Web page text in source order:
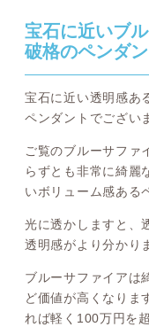
宝石に近いブ
破格のペンダ
宝石に近い透明感あ
ペンダントでござい
ご覧のブルーサファ
らずとも非常に綺麗
いボリューム感ある
光に透かしますと、
透明感がより分かり
ブルーサファイアは
ど価値が高くなりま
れば軽く100万円を